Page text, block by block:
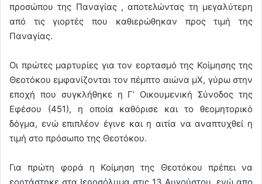
προσώπου της Παναγίας , αποτελώντας τη μεγαλύτερη
από τις γιορτές που καθιερώθηκαν προς τιμή της
Παναγίας.
Οι πρώτες μαρτυρίες για τον εορτασμό της Κοίμησης της
Θεοτόκου εμφανίζονται τον πέμπτο αιώνα μΧ, γύρω στην
εποχή που συγκλήθηκε η Γ’ Οικουμενική Σύνοδος της
Εφέσου (451), η οποία καθόρισε και το θεομητορικό
δόγμα, ενώ επιπλέον έγινε και η αιτία να αναπτυχθεί η
τιμή στο πρόσωπο της Θεοτόκου.
Για πρώτη φορά η Κοίμηση της Θεοτόκου πρέπει να